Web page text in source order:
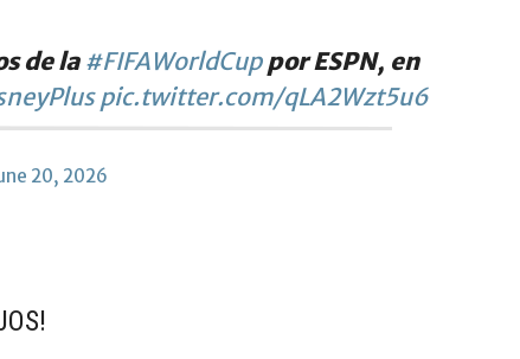
de la #FIFAWorldCuppor ESPN, en
pic.twitter.com/qLA2Wzt5u6
20, 2026